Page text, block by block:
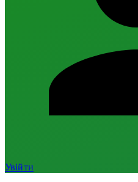
Увійти